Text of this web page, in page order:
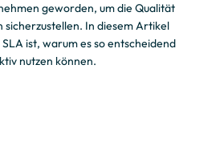
geworden, um die Qualität
In diesem Artikel
ist, warum es so entscheidend
nutzen können.